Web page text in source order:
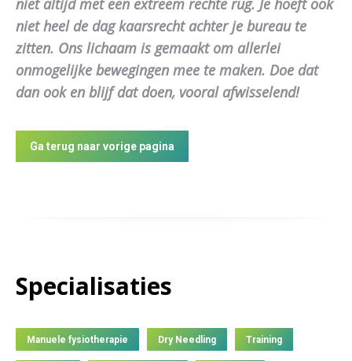
niet altijd met een extreem rechte rug. Je hoeft ook
niet heel de dag kaarsrecht achter je bureau te
zitten. Ons lichaam is gemaakt om allerlei
onmogelijke bewegingen mee te maken. Doe dat
dan ook en blijf dat doen, vooral afwisselend!
Ga terug naar vorige pagina
Specialisaties
Manuele fysiotherapie Dry Needling Training